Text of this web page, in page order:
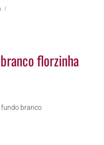
/
florzinha
branco